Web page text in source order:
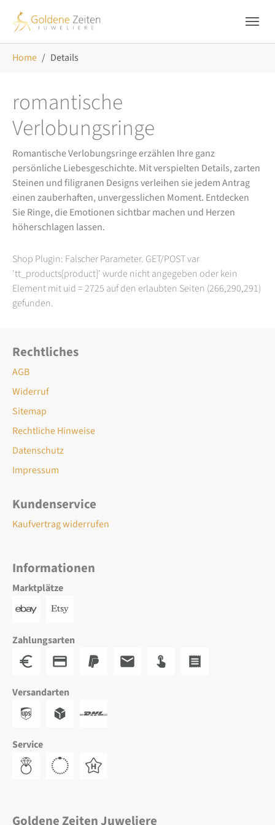
Home Details
romantische
Verlobungsringe
Romantische Verlobungsringe erzählen Ihre ganz
persönliche Liebesgeschichte. Mit verspielten Details, zarten
Steinen und filigranen Designs verleihen sie jedem Antrag
einen zauberhaften, unvergesslichen Moment. Entdecken
Sie Ringe, die Emotionen sichtbar machen und Herzen
höherschlagen lassen.
Shop Plugin: Falscher Parameter. GET/POST var
'tt_products[product]' wurde nicht angegeben oder kein
Element mit uid = 2725 auf den erlaubten Seiten (266,290,291)
gefunden.
Rechtliches
AGB
Widerruf
Sitemap
Rechtliche Hinweise
Datenschutz
Impressum
Kundenservice
Kaufvertrag widerrufen
Informationen
Marktplätze
Zahlungsarten
Versandarten
Service
Goldene Zeiten Juweliere